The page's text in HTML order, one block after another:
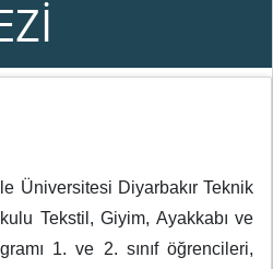
Üniversitesi Diyarbakır Teknik
Tekstil, Giyim, Ayakkabı ve
1. ve 2. sınıf öğrencileri,